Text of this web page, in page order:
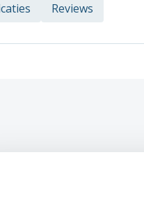
Reviews
kwaliteit en afwerking.
is niet alleen duurzaam,